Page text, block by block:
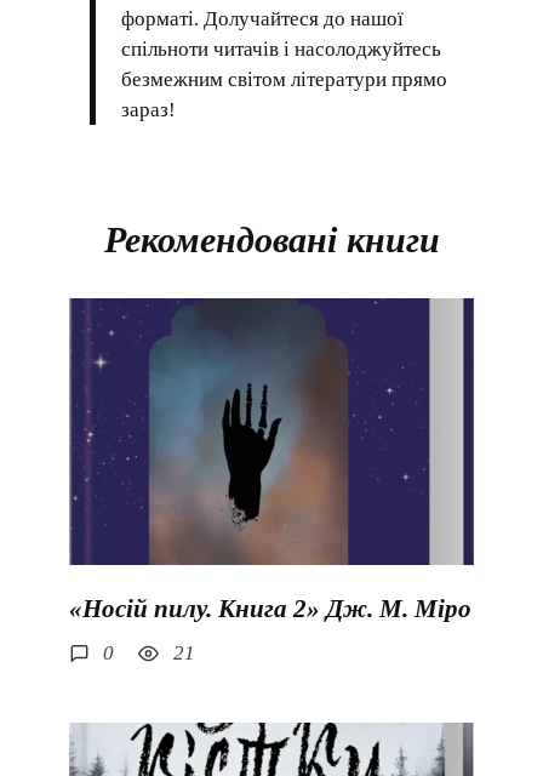
форматі. Долучайтеся до нашої
спільноти читачів і насолоджуйтесь
безмежним світом літератури прямо
зараз!
Рекомендовані книги
«Носій пилу. Книга 2» Дж. М. Міро
0 21